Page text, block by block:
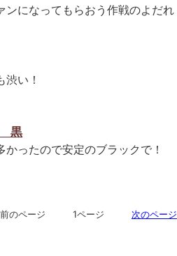
ンになってもらおう作戦のよだれ
い！
黒
ったので安定のブラックで！
前のページ 1ページ 次のページ